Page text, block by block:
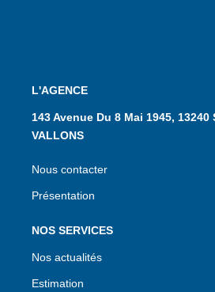
L'AGENCE
143 Avenue Du 8 Mai 1945, 13240
VALLONS
Nous contacter
Présentation
NOS SERVICES
Nos actualités
Estimation